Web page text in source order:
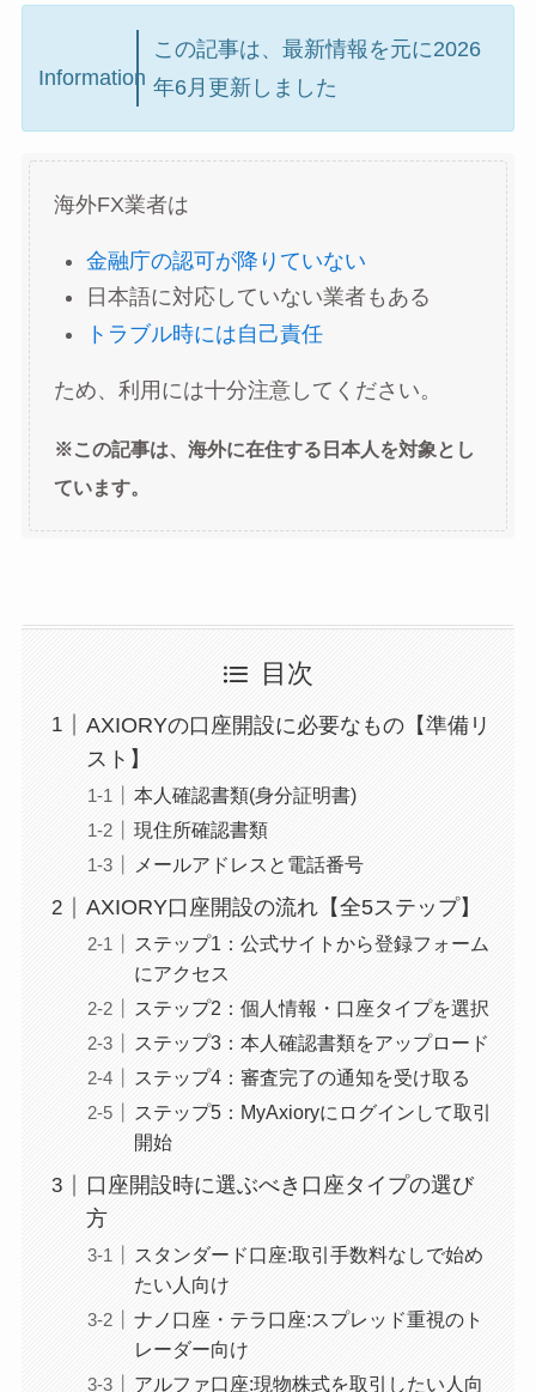
Information
この記事は、最新情報を元に2026
年6月更新しました
海外FX業者は
金融庁の認可が降りていない
日本語に対応していない業者もある
トラブル時には自己責任
ため、利用には十分注意してください。
※この記事は、海外に在住する日本人を対象とし
ています。
目次
AXIORYの口座開設に必要なもの【準備リ
スト】
本人確認書類(身分証明書)
現住所確認書類
メールアドレスと電話番号
AXIORY口座開設の流れ【全5ステップ】
ステップ1：公式サイトから登録フォーム
にアクセス
ステップ2：個人情報・口座タイプを選択
ステップ3：本人確認書類をアップロード
ステップ4：審査完了の通知を受け取る
ステップ5：MyAxioryにログインして取引
開始
口座開設時に選ぶべき口座タイプの選び
方
スタンダード口座:取引手数料なしで始め
たい人向け
ナノ口座・テラ口座:スプレッド重視のト
レーダー向け
アルファ口座:現物株式を取引したい人向